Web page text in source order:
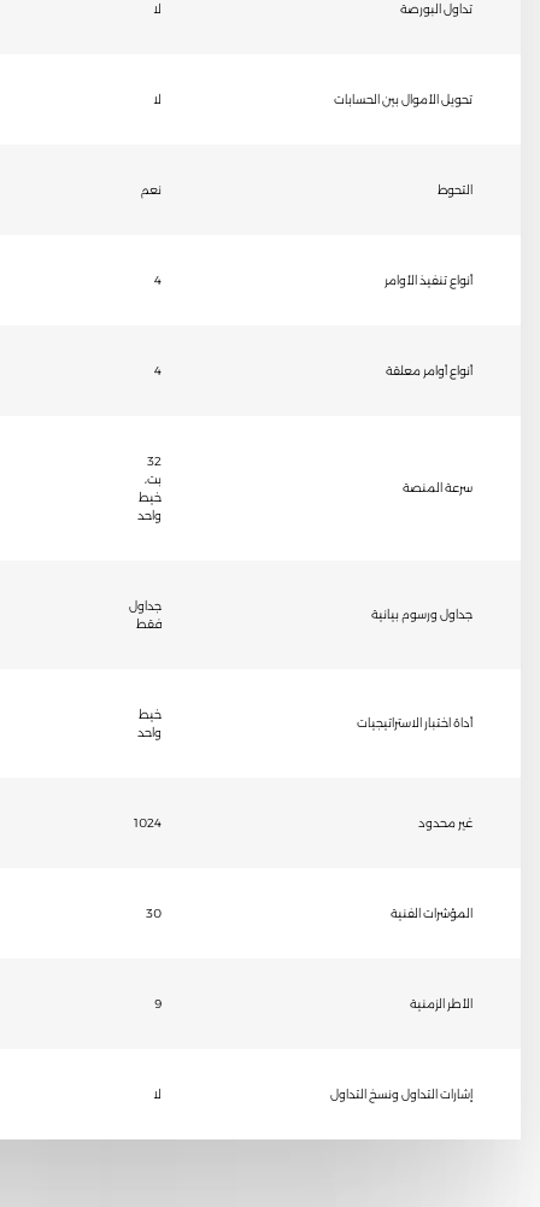
تداول البورصة لا
تحويل الأموال بين الحسابات لا
التحوط نعم
أنواع تنفيذ الأوامر 4
أنواع أوامر معلقة 4
سرعة المنصة
32
بت،
خيط
واحد
جداول ورسوم بيانية
جداول
فقط
أداة اختبار الاستراتيجيات
خيط
واحد
غير محدود 1024
المؤشرات الفنية 30
الأطر الزمنية 9
إشارات التداول ونسخ التداول لا